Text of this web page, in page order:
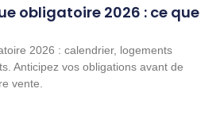
obligatoire 2026 : ce que
2026 : calendrier, logements
Anticipez vos obligations avant de
vente.